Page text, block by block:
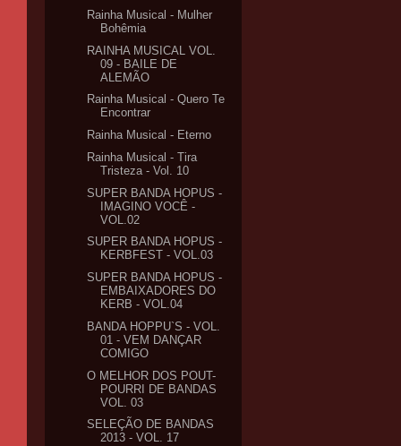
Rainha Musical - Mulher
Bohêmia
RAINHA MUSICAL VOL.
09 - BAILE DE
ALEMÃO
Rainha Musical - Quero Te
Encontrar
Rainha Musical - Eterno
Rainha Musical - Tira
Tristeza - Vol. 10
SUPER BANDA HOPUS -
IMAGINO VOCÊ -
VOL.02
SUPER BANDA HOPUS -
KERBFEST - VOL.03
SUPER BANDA HOPUS -
EMBAIXADORES DO
KERB - VOL.04
BANDA HOPPU`S - VOL.
01 - VEM DANÇAR
COMIGO
O MELHOR DOS POUT-
POURRI DE BANDAS
VOL. 03
SELEÇÃO DE BANDAS
2013 - VOL. 17